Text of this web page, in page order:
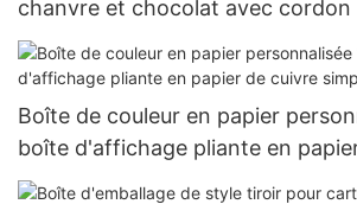
chanvre et chocolat avec cordon
Boîte de couleur en papier
boîte d'affichage pliante en
simple 400G